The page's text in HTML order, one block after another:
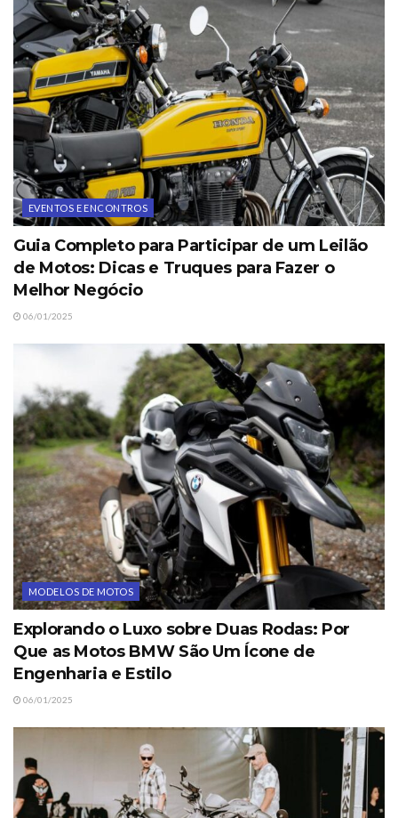
EVENTOS E ENCONTROS
Guia Completo para Participar de um Leilão
de Motos: Dicas e Truques para Fazer o
Melhor Negócio
06/01/2025
MODELOS DE MOTOS
Explorando o Luxo sobre Duas Rodas: Por
Que as Motos BMW São Um Ícone de
Engenharia e Estilo
06/01/2025